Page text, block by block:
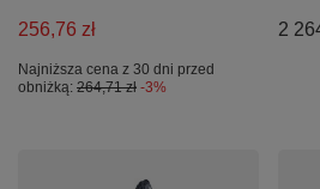
256,76 zł
Najniższa cena z 30 dni przed
obniżką: 264,71 zł -3%
2